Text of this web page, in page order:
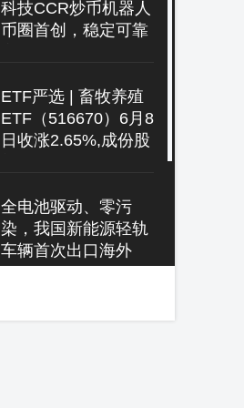
科技CCR炒币机器人
币圈首创，稳定可靠
ETF严选 | 畜牧养殖
ETF（516670）6月8
日收涨2.65%,成份股
全电池驱动、零污
染，我国新能源轻轨
车辆首次出口海外
建设银行陕西分行被